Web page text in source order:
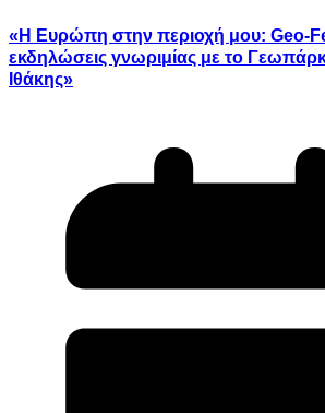
«Η Ευρώπη στην περιοχή μου: Geo-
εκδηλώσεις γνωριμίας με το
Ιθάκης»